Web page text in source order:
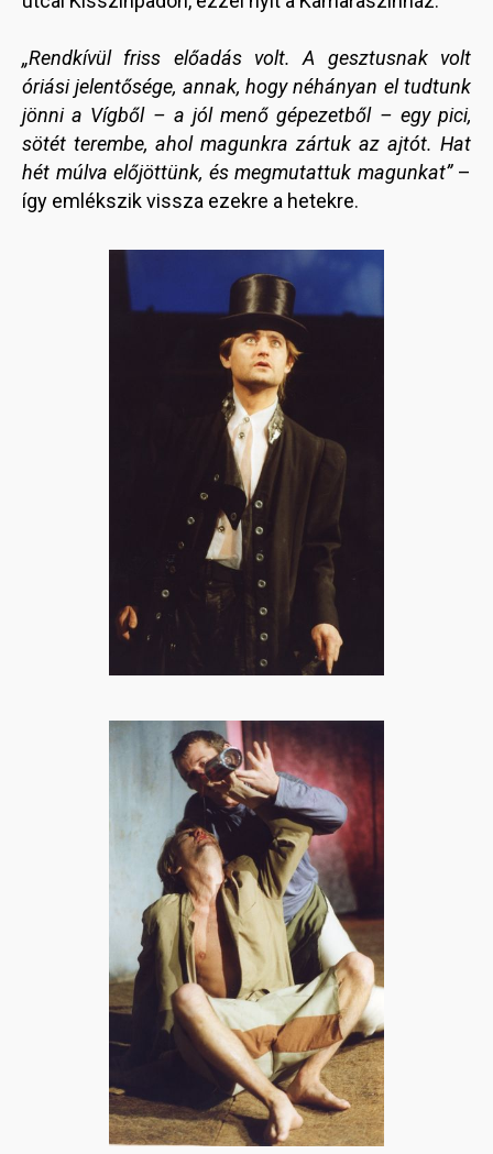
„Rendkívül friss előadás volt. A gesztusnak volt
óriási jelentősége, annak, hogy néhányan el tudtunk
jönni a Vígből – a jól menő gépezetből – egy pici,
sötét terembe, ahol magunkra zártuk az ajtót. Hat
hét múlva előjöttünk, és megmutattuk magunkat”–
így emlékszik vissza ezekre a hetekre.